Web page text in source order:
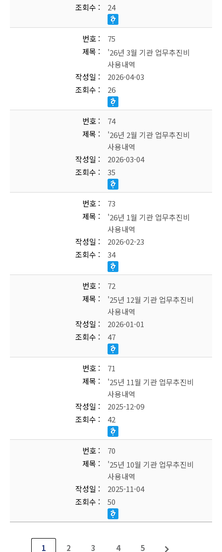
조회수
24
번호
75
제목
'26년 3월 기관 업무추진비
사용내역
작성일
2026-04-03
조회수
26
번호
74
제목
'26년 2월 기관 업무추진비
사용내역
작성일
2026-03-04
조회수
35
번호
73
제목
'26년 1월 기관 업무추진비
사용내역
작성일
2026-02-23
조회수
34
번호
72
제목
'25년 12월 기관 업무추진비
사용내역
작성일
2026-01-01
조회수
47
번호
71
제목
'25년 11월 기관 업무추진비
사용내역
작성일
2025-12-09
조회수
42
번호
70
제목
'25년 10월 기관 업무추진비
사용내역
작성일
2025-11-04
조회수
50
1 2 3 4 5